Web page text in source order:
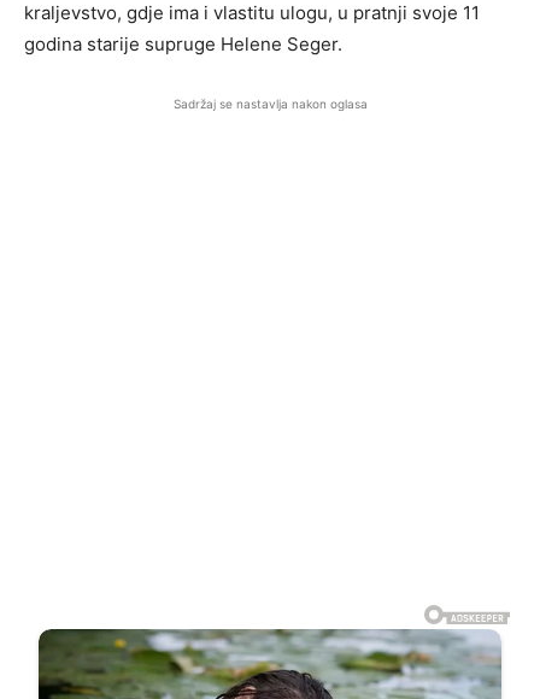
kraljevstvo, gdje ima i vlastitu ulogu, u pratnji svoje 11
godina starije supruge Helene Seger.
Sadržaj se nastavlja nakon oglasa